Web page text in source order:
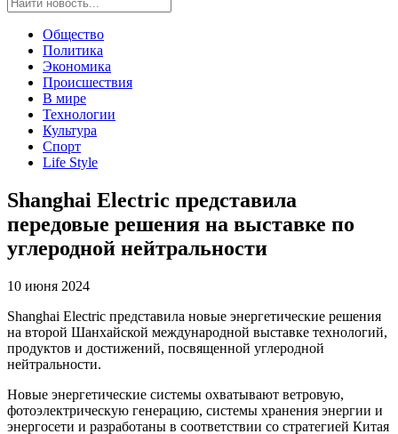
Общество
Политика
Экономика
Происшествия
В мире
Технологии
Культура
Спорт
Life Style
Shanghai Electric представила
передовые решения на выставке по
углеродной нейтральности
10 июня 2024
Shanghai Electric представила новые энергетические решения
на второй Шанхайской международной выставке технологий,
продуктов и достижений, посвященной углеродной
нейтральности.
Новые энергетические системы охватывают ветровую,
фотоэлектрическую генерацию, системы хранения энергии и
энергосети и разработаны в соответствии со стратегией Китая